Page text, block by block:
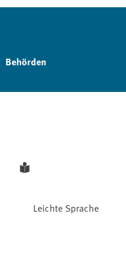
Behörden
Leichte Sprache